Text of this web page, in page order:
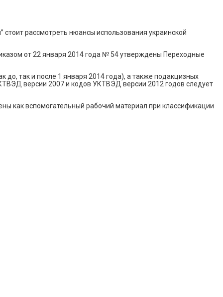
рассмотреть нюансы использования украинской
от 22 января 2014 года № 54 утверждены Переходные
так и после 1 января 2014 года), а также подакцизных
версии 2007 и кодов УКТВЭД версии 2012 годов следует
как вспомогательный рабочий материал при классификации